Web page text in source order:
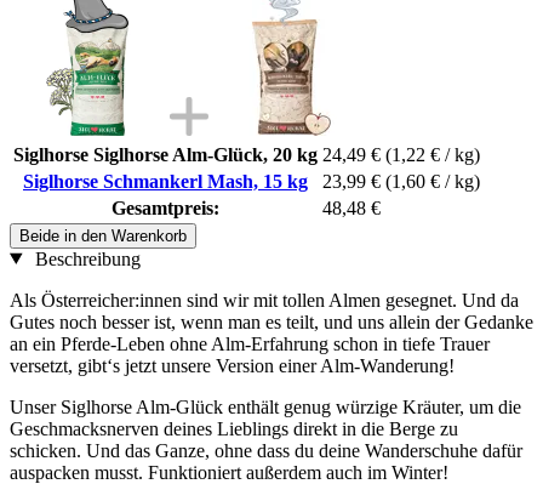
Siglhorse Siglhorse Alm-Glück, 20 kg 24,49 € (1,22 € / kg)
Siglhorse Schmankerl Mash, 15 kg
23,99 € (1,60 € / kg)
Gesamtpreis:
48,48 €
Beide in den Warenkorb
Beschreibung
Als Österreicher:innen sind wir mit tollen Almen gesegnet. Und da
Gutes noch besser ist, wenn man es teilt, und uns allein der Gedanke
an ein Pferde-Leben ohne Alm-Erfahrung schon in tiefe Trauer
versetzt, gibt‘s jetzt unsere Version einer Alm-Wanderung!
Unser Siglhorse Alm-Glück enthält genug würzige Kräuter, um die
Geschmacksnerven deines Lieblings direkt in die Berge zu
schicken. Und das Ganze, ohne dass du deine Wanderschuhe dafür
auspacken musst. Funktioniert außerdem auch im Winter!